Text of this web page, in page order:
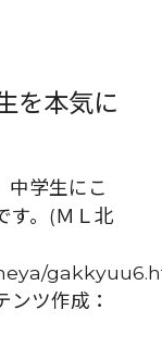
を本気に
中学生にこ
す。(ＭＬ北
ツ作成：